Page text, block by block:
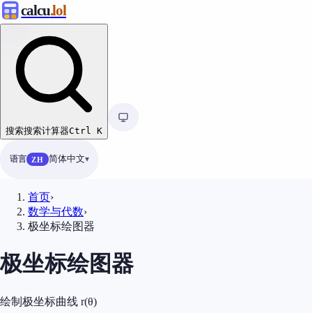
calcu.lol
搜索搜索计算器Ctrl K
语言 ZH 简体中文
首页›
数学与代数›
极坐标绘图器
极坐标绘图器
绘制极坐标曲线 r(θ)